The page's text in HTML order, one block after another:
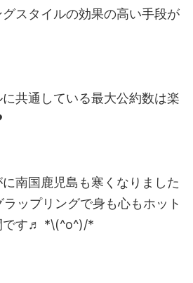
スタイルの効果の高い手段が
共通している最大公約数は楽
南国鹿児島も寒くなりました
ップリングで身も心もホット
です♬ *\(^o^)/*